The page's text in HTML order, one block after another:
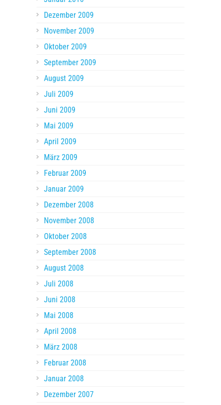
Dezember 2009
November 2009
Oktober 2009
September 2009
August 2009
Juli 2009
Juni 2009
Mai 2009
April 2009
März 2009
Februar 2009
Januar 2009
Dezember 2008
November 2008
Oktober 2008
September 2008
August 2008
Juli 2008
Juni 2008
Mai 2008
April 2008
März 2008
Februar 2008
Januar 2008
Dezember 2007